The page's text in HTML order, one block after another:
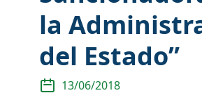
la
del Estado”
13/06/2018